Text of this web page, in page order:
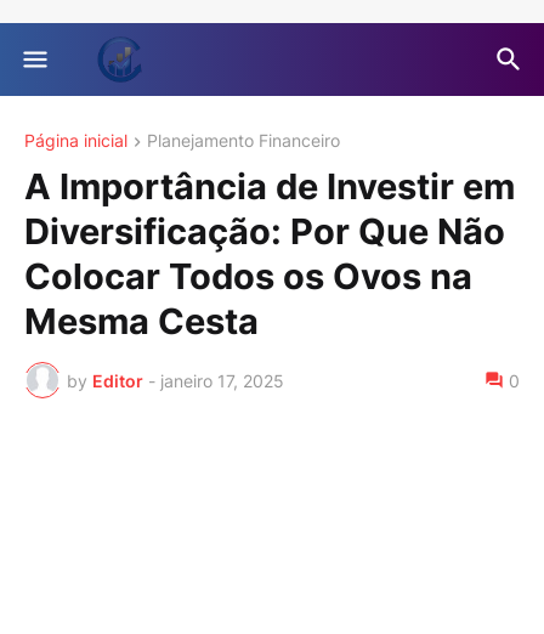
Página inicial Planejamento Financeiro
A Importância de Investir em
Diversificação: Por Que Não
Colocar Todos os Ovos na
Mesma Cesta
by Editor - janeiro 17, 2025 0